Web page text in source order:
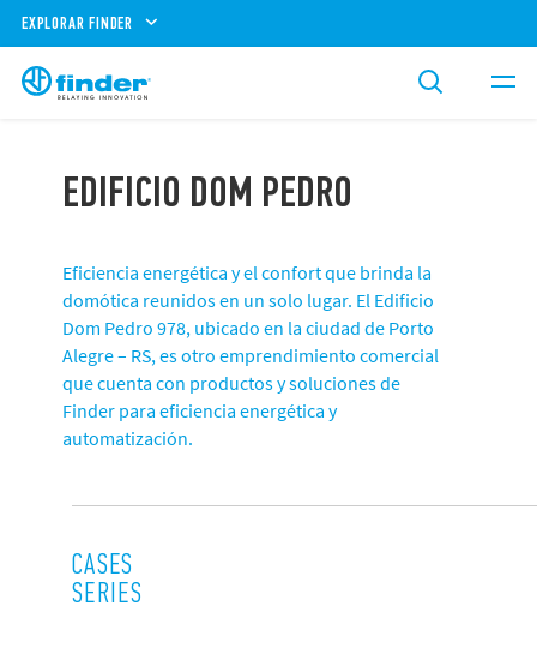
EXPLORAR FINDER
EDIFICIO DOM PEDRO
Eficiencia energética y el confort que brinda la
domótica reunidos en un solo lugar. El Edificio
Dom Pedro 978, ubicado en la ciudad de Porto
Alegre – RS, es otro emprendimiento comercial
que cuenta con productos y soluciones de
Finder para eficiencia energética y
automatización.
CASES
SERIES